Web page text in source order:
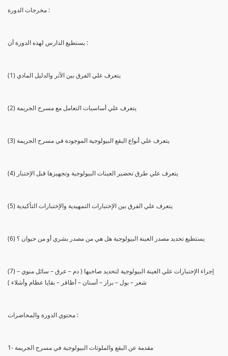
مخرجات الدورة :
يستطيع الدارس لهذه الدورة أن :
(1) يتعرف علي الفرق بين الأثر والدليل المادي
(2) يتعرف علي أساسيات التعامل مع مسرح الجريمة
(3) يتعرف علي أنواع البقع البيولوجية الموجودة في مسرح الجريمة
(4) يتعرف علي طرق تحضير العينات البيولوجية وتجهيزها قبل الإختبار
(5) يتعرف علي الفرق بين الإختبارات التمهيدية والإختبارات التأكيدية
(6) يستطيع تحديد مصدر العينة البيولوجية هل هي من مصدر بشري أو من حيوان ؟
(7) إجراء الإختبارات علي العينة البيولوجية لتحديد صاحبها ( دم – عرق – سائل منوي –
شعر – بول – براز – أسنان – أظافر – بقايا عظام وأشلاء )
محتوي الدورة والمحاضرات :
1- مقدمة عن البقع والملوثات البيولوجية في مسرح الجريمة